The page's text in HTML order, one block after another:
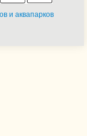
и аквапарков